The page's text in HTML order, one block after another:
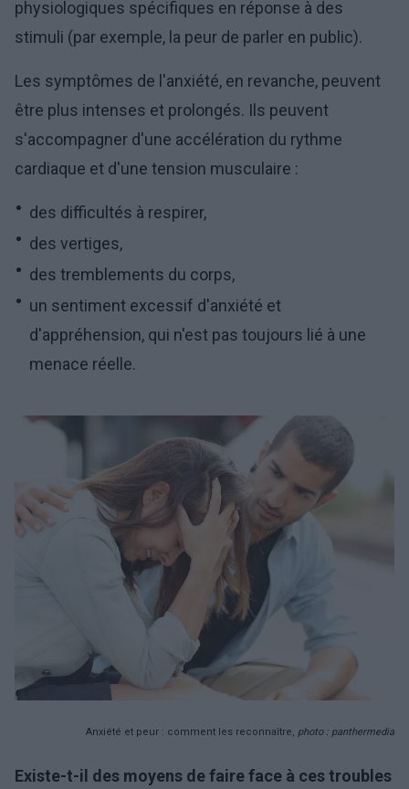
physiologiques spécifiques en réponse à des
stimuli (par exemple, la peur de parler en public).
Les symptômes de l'anxiété, en revanche, peuvent
être plus intenses et prolongés. Ils peuvent
s'accompagner d'une accélération du rythme
cardiaque et d'une tension musculaire :
des difficultés à respirer,
des vertiges,
des tremblements du corps,
un sentiment excessif d'anxiété et
d'appréhension, qui n'est pas toujours lié à une
menace réelle.
Anxiété et peur : comment les reconnaître, photo : panthermedia
Existe-t-il des moyens de faire face à ces troubles